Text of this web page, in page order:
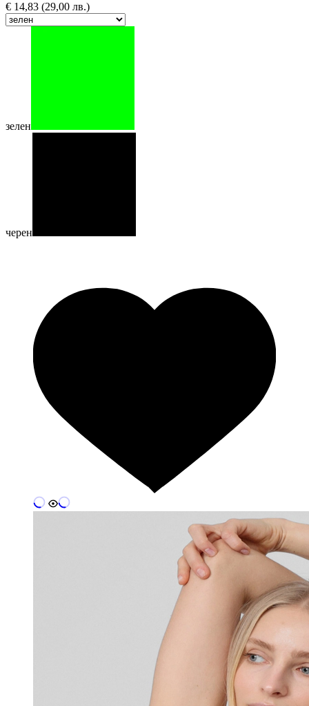
€ 14,83 (29,00 лв.)
зелен
черен